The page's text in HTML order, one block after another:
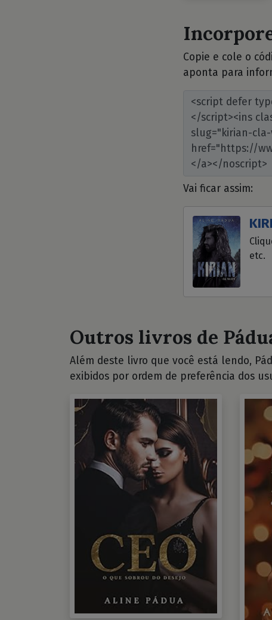
Copie e cole o
aponta para
Vai ficar assim:
etc.
Outros livros de
Além deste livro que você está lendo,
exibidos por ordem de preferência dos